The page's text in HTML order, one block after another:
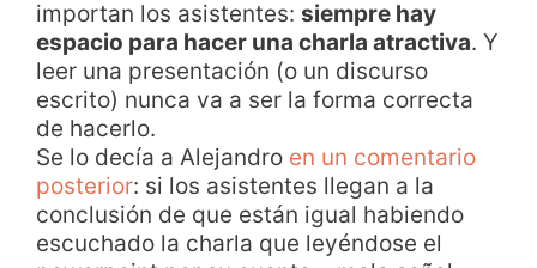
importan los asistentes: siempre hay
espacio para hacer una charla atractiva. Y
leer una presentación (o un discurso
escrito) nunca va a ser la forma correcta
de hacerlo.
Se lo decía a Alejandro en un comentario
posterior: si los asistentes llegan a la
conclusión de que están igual habiendo
escuchado la charla que leyéndose el